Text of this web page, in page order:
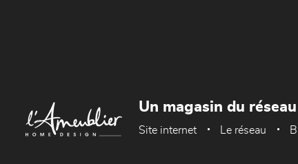
Un magasin du
Site internet Le réseau